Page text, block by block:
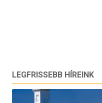
LEGFRISSEBB HÍREINK